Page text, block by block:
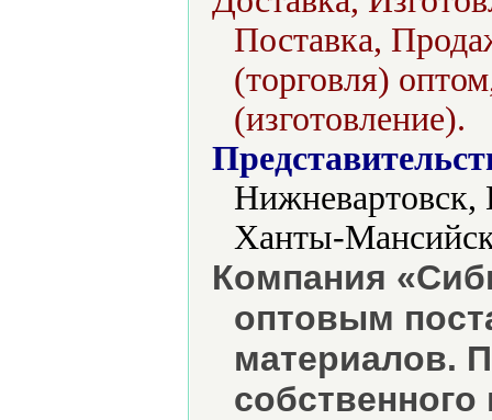
Поставка,
(торговля)
(изготовление).
Нижневартовск,
Ханты-
Компания
оптовым
материалов.